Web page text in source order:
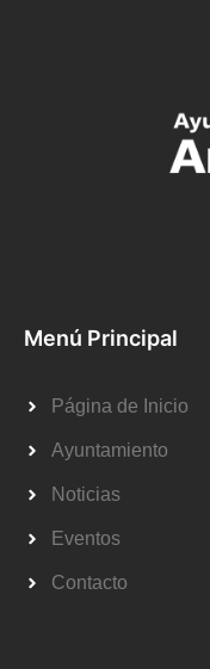
Menú Principal
Página de Inicio
Ayuntamiento
Noticias
Eventos
Contacto